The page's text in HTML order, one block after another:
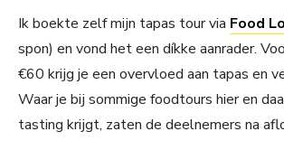
Ik boekte zelf mijn tapas tour via Food
spon) en vond het een díkke aanrader.
€60 krijg je een overvloed aan tapas en
Waar je bij sommige foodtours hier en
tasting krijgt, zaten de deelnemers na